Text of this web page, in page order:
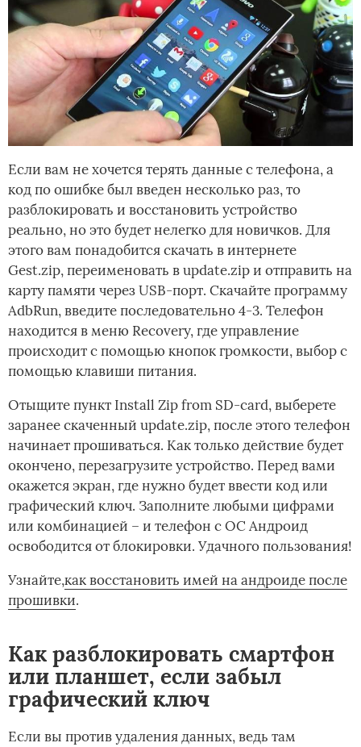
Если вам не хочется терять данные с телефона, а
код по ошибке был введен несколько раз, то
разблокировать и восстановить устройство
реально, но это будет нелегко для новичков. Для
этого вам понадобится скачать в интернете
Gest.zip, переименовать в update.zip и отправить на
карту памяти через USB-порт. Скачайте программу
AdbRun, введите последовательно 4-3. Телефон
находится в меню Recovery, где управление
происходит с помощью кнопок громкости, выбор с
помощью клавиши питания.
Отыщите пункт Install Zip from SD-card, выберете
заранее скаченный update.zip, после этого телефон
начинает прошиваться. Как только действие будет
окончено, перезагрузите устройство. Перед вами
окажется экран, где нужно будет ввести код или
графический ключ. Заполните любыми цифрами
или комбинацией – и телефон с ОС Андроид
освободится от блокировки. Удачного пользования!
Узнайте,­как восстановить имей на андроиде после
прошивки.
Как разблокировать смартфон
или планшет, если забыл
графический ключ
Если вы против удаления данных, ведь там